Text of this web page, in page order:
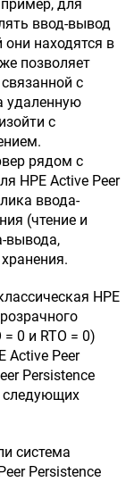
для
ввод-вывод
они находятся в
позволяет
с
удаленную
с
рядом с
HPE Active Peer
ввода-
(чтение и
вывода,
HPE
0 и RTO = 0)
Active Peer
Persistence
следующих
система
Persistence